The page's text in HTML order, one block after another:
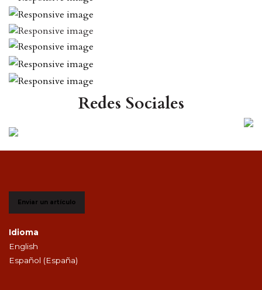
Redes Sociales
Enviar un artículo
Idioma
English
Español (España)